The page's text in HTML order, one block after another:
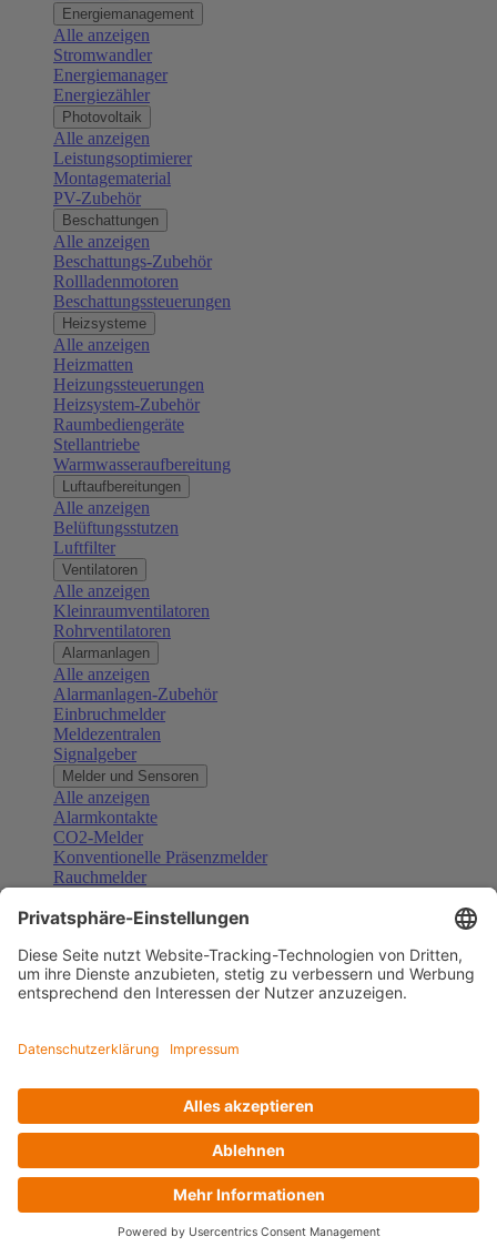
Energiemanagement
Alle anzeigen
Stromwandler
Energiemanager
Energiezähler
Photovoltaik
Alle anzeigen
Leistungsoptimierer
Montagematerial
PV-Zubehör
Beschattungen
Alle anzeigen
Beschattungs-Zubehör
Rollladenmotoren
Beschattungssteuerungen
Heizsysteme
Alle anzeigen
Heizmatten
Heizungssteuerungen
Heizsystem-Zubehör
Raumbediengeräte
Stellantriebe
Warmwasseraufbereitung
Luftaufbereitungen
Alle anzeigen
Belüftungsstutzen
Luftfilter
Ventilatoren
Alle anzeigen
Kleinraumventilatoren
Rohrventilatoren
Alarmanlagen
Alle anzeigen
Alarmanlagen-Zubehör
Einbruchmelder
Meldezentralen
Signalgeber
Melder und Sensoren
Alle anzeigen
Alarmkontakte
CO2-Melder
Konventionelle Präsenzmelder
Rauchmelder
Gefahrenmelder
Türsprechanlagen
Alle anzeigen
Außenstationen
Klingeltaster und Gongs
Sprechanlagen-Sets
Zubehör Türkommunikation
Videoüberwachung
Zubehör Videoüberwachung
Alle anzeigen